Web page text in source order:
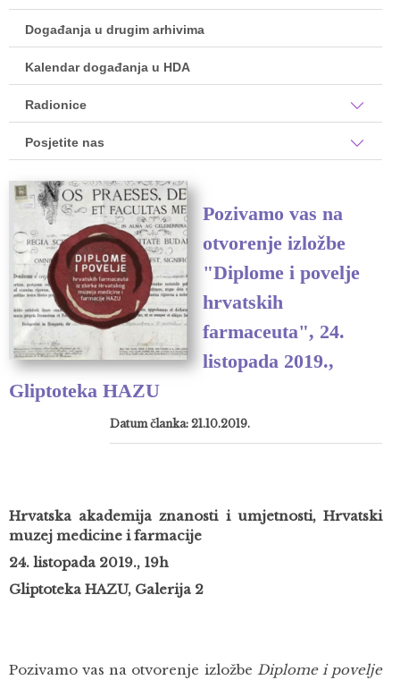
Događanja u drugim arhivima
Kalendar događanja u HDA
Radionice
Posjetite nas
Pozivamo vas na
otvorenje izložbe
"Diplome i povelje
hrvatskih
farmaceuta", 24.
listopada 2019.,
Gliptoteka HAZU
Datum članka: 21.10.2019.
Hrvatska akademija znanosti i umjetnosti, Hrvatski
muzej medicine i farmacije
24. listopada 2019., 19h
Gliptoteka HAZU, Galerija 2
Pozivamo vas na otvorenje izložbe Diplome i povelje